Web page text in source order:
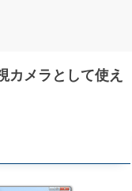
カメラとして使え